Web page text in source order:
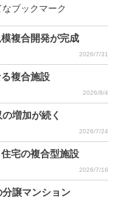
なブックマーク
複合開発が完成
2026/7/31
複合施設
2026/8/4
増加が続く
2026/7/24
宅の複合型施設
2026/7/16
譲マンション